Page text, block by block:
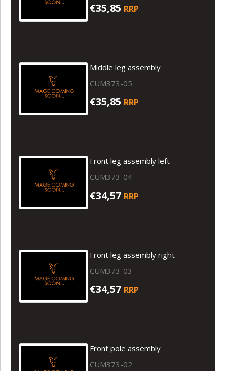
€35,85 RRP
Middle leg assembly
CUM373-05
€35,85 RRP
Front leg assembly left
CUM373-04
€34,57 RRP
Front leg assembly right
CUM373-03
€34,57 RRP
Front pole assembly
CUM373-02